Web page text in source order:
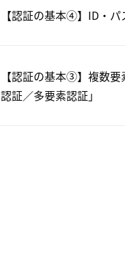
【認証の基本④】ID・
【認証の基本③】複数
認証／多要素認証」